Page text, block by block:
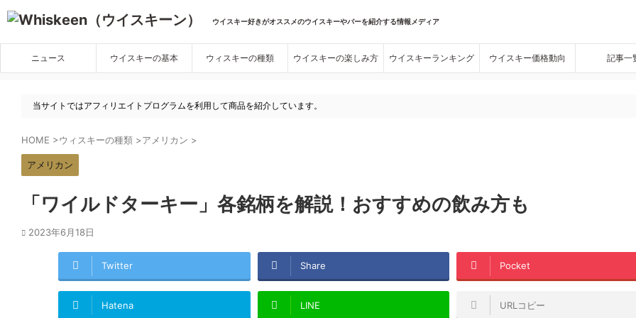
ウイスキー好きがオススメのウイスキーやバーを紹介する情報メディア
ニュース ウイスキーの基本 ウィスキーの種類 ウイスキーの楽しみ方 ウイスキーランキング ウイスキー価格動向 記事一
当サイトではアフィリエイトプログラムを利用して商品を紹介しています。
HOME >ウィスキーの種類 >アメリカン >
アメリカン
「ワイルドターキー」各銘柄を解説！おすすめの飲み方も
2023年6月18日
Twitter Share Pocket
Hatena LINE URLコピー